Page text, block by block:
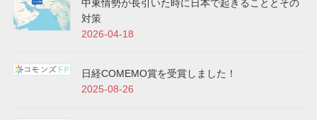
中東情勢が長引いた時に日本で起きることとその
対策
2026-04-18
日経COMEMO賞を受賞しました！
2025-08-26